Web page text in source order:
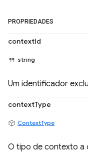
PROPRIEDADES
contextId
string
Um identificador
contextType
ContextType
O tipo de contexto a